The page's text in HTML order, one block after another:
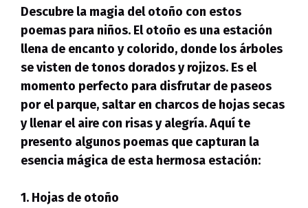
Descubre la magia del otoño con estos
poemas para niños. Elotoño es una estación
llena de encanto y colorido, donde los árboles
se visten de tonos dorados y rojizos. Es el
momento perfecto para disfrutar de paseos
por el parque, saltar en charcos de hojas secas
y llenar el aire con risas y alegría. Aquí te
presento algunos poemas que capturan la
esencia mágica de esta hermosa estación:
1. Hojas de otoño